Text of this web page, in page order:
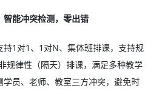
能冲突检测，零出错
持1对1、1对N、集体班排课，支持规
规律性（隔天）排课，满足多种教学
员、老师、教室三方冲突，避免时